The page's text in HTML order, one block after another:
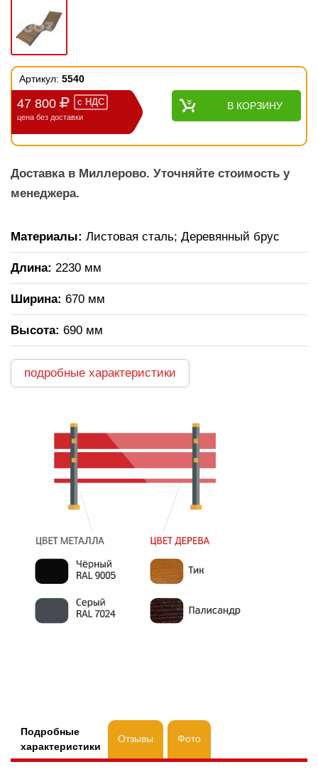
Артикул: 5540
47 800 с НДС
цена без доставки
В КОРЗИНУ
Доставка в Миллерово. Уточняйте стоимость у
менеджера.
Материалы: Листовая сталь; Деревянный брус
Длина: 2230 мм
Ширина: 670 мм
Высота: 690 мм
подробные характеристики
Подробные
характеристики
Отзывы Фото